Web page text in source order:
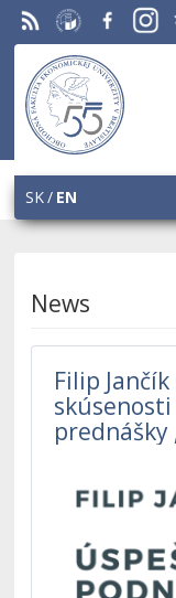
RSS University
of
Economics
in
Bratislava
Facebook
SK EN
News
Filip
prednášky